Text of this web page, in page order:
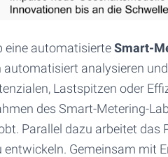
eine automatisierteSmart-
analysieren
Lastspitzen oder
des Smart-Metering-
Parallel dazu arbeitet das
entwickeln. Gemeinsam mit